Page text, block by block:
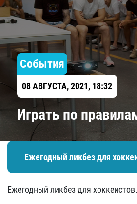
События
08 АВГУСТА, 2021, 18:32
Играть по
Ежегодный ликбез для
Ежегодный ликбез для хоккеистов.